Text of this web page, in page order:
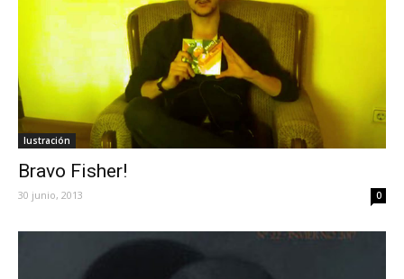
Iustración
Bravo Fisher!
30 junio, 2013 0